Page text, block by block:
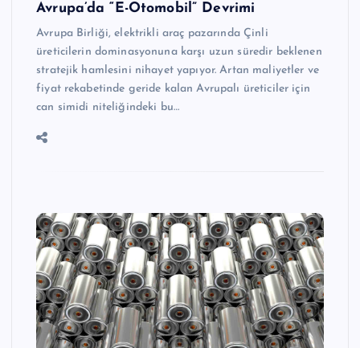
Avrupa’da “E-Otomobil” Devrimi
Avrupa Birliği, elektrikli araç pazarında Çinli
üreticilerin dominasyonuna karşı uzun süredir beklenen
stratejik hamlesini nihayet yapıyor. Artan maliyetler ve
fiyat rekabetinde geride kalan Avrupalı üreticiler için
can simidi niteliğindeki bu…